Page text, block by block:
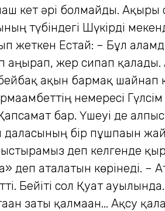
кет әрі болмайды.
түбіндегі Шүкірді
жеткен Естай: – Бұл
аңырап, жер сипап
ақын бармақ шайнап
немересі
Қапсамат бар. Үшеуі де
бір пұшпағын
деп келгенде
деп аталатын көрінеді.
Бейіті сол Қуат
заты қалмаған...